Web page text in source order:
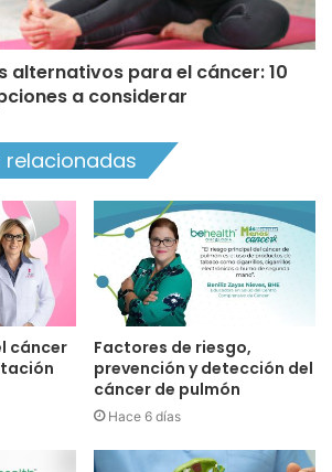
alternativos para el cáncer: 10
a considerar
relacionadas
cáncer
Factores de riesgo,
prevención y detección del
cáncer de pulmón
Hace 6 días